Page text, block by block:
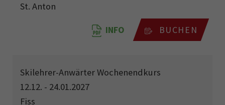
St. Anton
INFO BUCHEN
Skilehrer-Anwärter Wochenendkurs
12.12. - 24.01.2027
Fiss